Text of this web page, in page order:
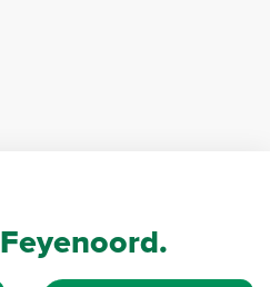
Feyenoord.